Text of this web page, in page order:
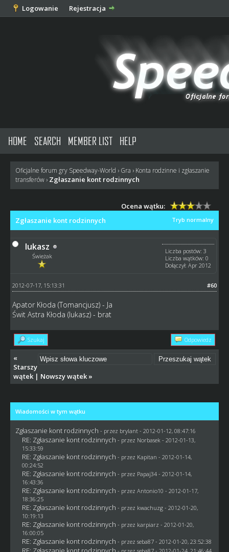
Logowanie Rejestracja
HOME SEARCH MEMBER LIST HELP
Oficjalne forum gry Speedway-World › Gra › Konta rodzinne i zgłaszanie
transferów › Zgłaszanie kont rodzinnych
Ocena wątku:
Tryb normalny
Zgłaszanie kont rodzinnych
lukasz
Świeżak
Liczba postów: 3
Liczba wątków: 0
Dołączył: Apr 2012
#60
2012-07-17, 15:13:31
Apator Kłoda (Tomancjusz) - Ja
Świt Astra Kłoda (lukasz) - brat
Szukaj Odpowiedz
«
Starszy
wątek| Nowszy wątek»
Wiadomości w tym wątku
Zgłaszanie kont rodzinnych - przez brylant- 2012-01-12, 08:47:16
RE: Zgłaszanie kont rodzinnych - przez Norbasek- 2012-01-13,
15:33:59
RE: Zgłaszanie kont rodzinnych - przez Kapitan - 2012-01-14,
00:24:52
RE: Zgłaszanie kont rodzinnych - przez Papaj34- 2012-01-14,
16:43:36
RE: Zgłaszanie kont rodzinnych - przez Antonio10 - 2012-01-17,
18:36:25
RE: Zgłaszanie kont rodzinnych - przez kwachuzg- 2012-01-20,
10:19:13
RE: Zgłaszanie kont rodzinnych - przez karpiarz - 2012-01-20,
16:00:05
RE: Zgłaszanie kont rodzinnych - przez seba87- 2012-01-20, 23:52:38